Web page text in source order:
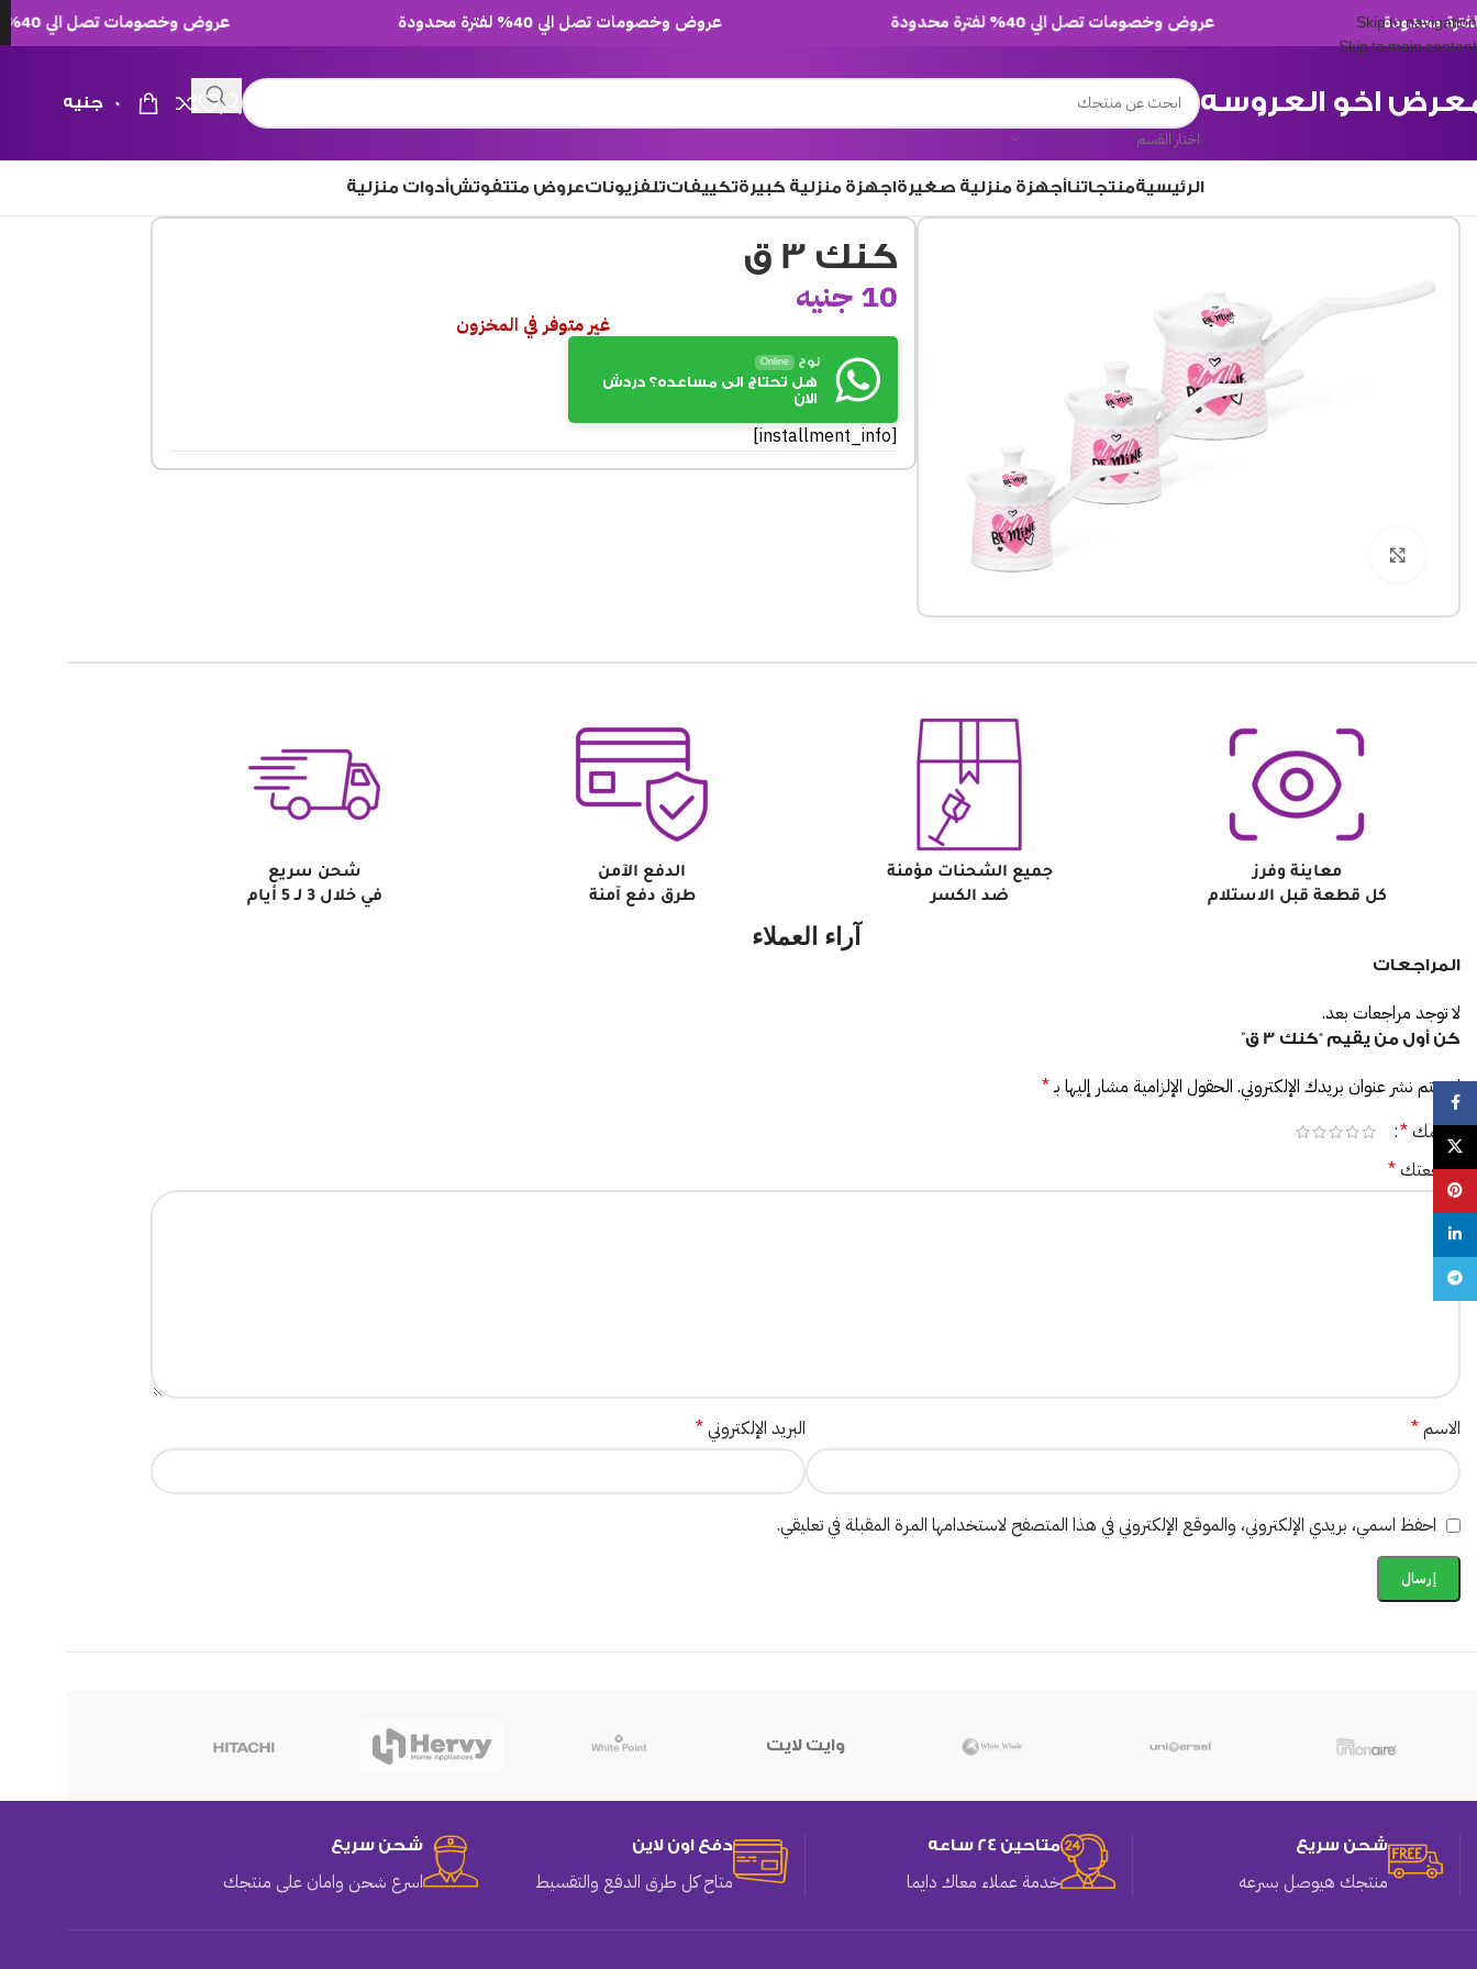
Skip to navigation
Skip to main content
عروض وخصومات تصل الي 40% لفترة محدودة عروض وخصومات تصل الي 40% لفترة محدودة عروض وخصومات تصل الي 40% لفترة محدودة
اخو العروسه
اختار القسم
0 جنيه
الرئيسيةمنتجاتناأجهزة منزلية صغيرةاجهزة منزلية كبيرةتكييفاتتلفزيوناتعروض متتفوتشأدوات منزلية
كنك 3 ق
10جنيه
غير متوفر في المخزون
نوح Online
هل تحتاج الى مساعده؟ دردش
الان
[installment_info]
معاينة وفرز
كل قطعة قبل الاستلام
جميع الشحنات مؤمنة
ضد الكسر
الدفع الآمن
طرق دفع آمنة
شحن سريع
في خلال 3 لـ 5 أيام
آراء العملاء
المراجعات
لا توجد مراجعات بعد.
كن أول من يقيم “كنك 3 ق”
لن يتم نشر عنوان بريدك الإلكتروني. الحقول الإلزامية مشار إليها بـ*
تقييمك*
مراجعتك*
الاسم* البريد الإلكتروني*
احفظ اسمي، بريدي الإلكتروني، والموقع الإلكتروني في هذا المتصفح لاستخدامها المرة المقبلة في تعليقي.
وايت لايت
شحن سريع
منتجك هيوصل بسرعه
متاحين 24 ساعه
خدمة عملاء معاك دايما
دفع اون لاين
متاح كل طرق الدفع والتقسيط
شحن سريع
اسرع شحن وامان على منتجك
Facebook
Pinterest